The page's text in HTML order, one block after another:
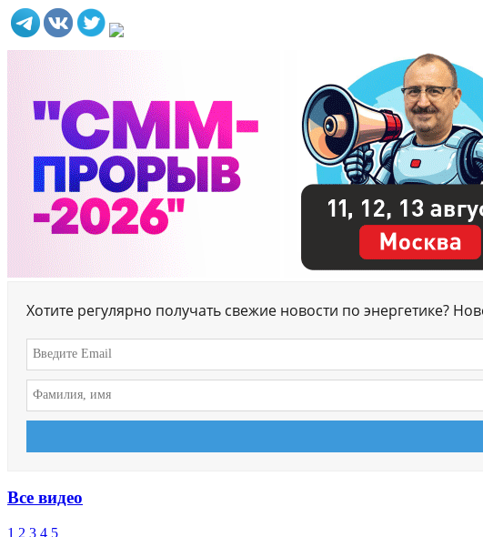
Хотите регулярно получать свежие новости по энергетике?
Все видео
1 2 3 4 5